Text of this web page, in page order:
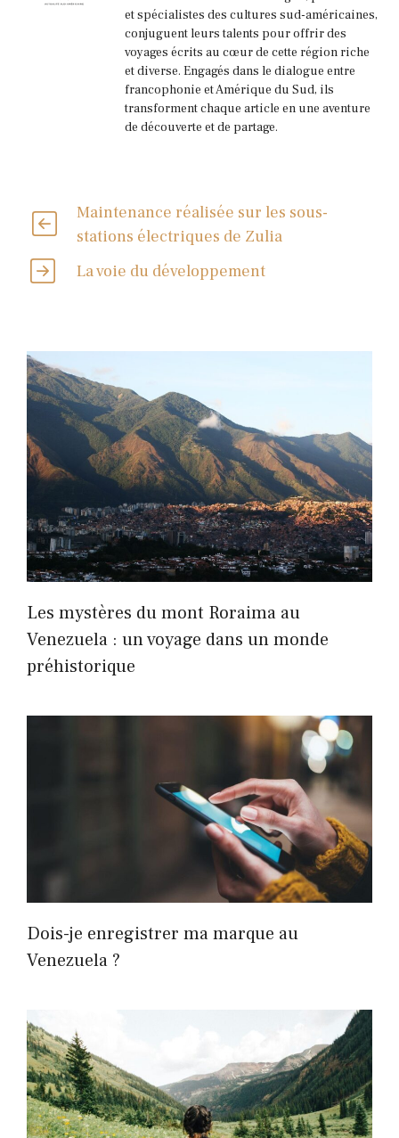
et spécialistes des cultures sud-américaines,
conjuguent leurs talents pour offrir des
voyages écrits au cœur de cette région riche
et diverse. Engagés dans le dialogue entre
francophonie et Amérique du Sud, ils
transforment chaque article en une aventure
de découverte et de partage.
Maintenance réalisée sur les sous-
stations électriques de Zulia
La voie du développement
Les mystères du mont Roraima au
Venezuela : un voyage dans un monde
préhistorique
Dois-je enregistrer ma marque au
Venezuela ?